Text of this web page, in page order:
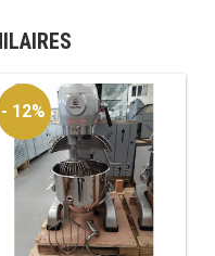
- 12%